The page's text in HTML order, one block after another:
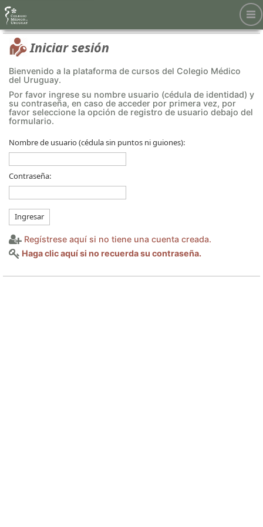
Iniciar sesión
Bienvenido a la plataforma de cursos del Colegio Médico
del Uruguay.
Por favor ingrese su nombre usuario (cédula de identidad) y
su contraseña, en caso de acceder por primera vez, por
favor seleccione la opción de registro de usuario debajo del
formulario.
Nombre de usuario (cédula sin puntos ni guiones):
Contraseña:
Ingresar
Regístrese aquí si no tiene una cuenta creada.
Haga clic aquí si no recuerda su contraseña.